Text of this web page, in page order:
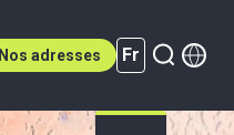
Nos adresses Fr